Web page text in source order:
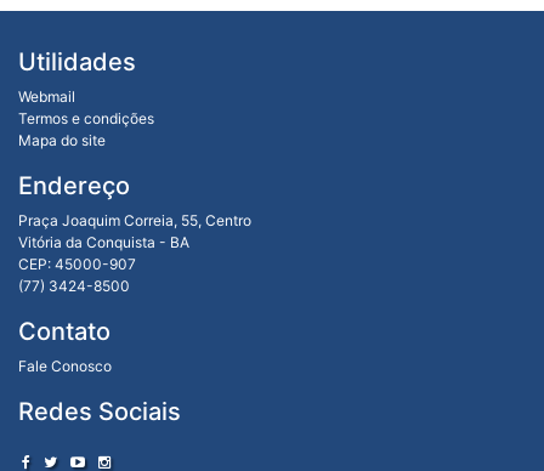
Utilidades
Webmail
Termos e condições
Mapa do site
Endereço
Praça Joaquim Correia, 55, Centro
Vitória da Conquista - BA
CEP: 45000-907
(77) 3424-8500
Contato
Fale Conosco
Redes Sociais